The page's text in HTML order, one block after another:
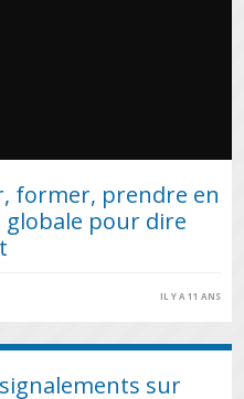
former, prendre en
pour dire
IL Y A 11 ANS
sur